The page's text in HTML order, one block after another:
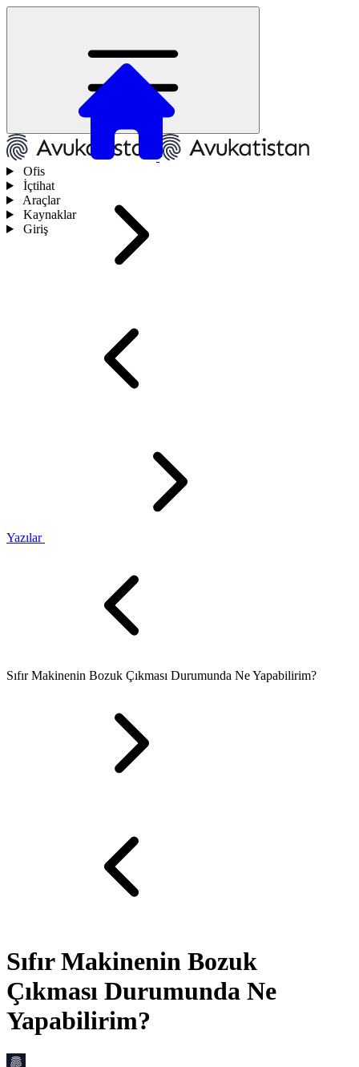
Ofis
İçtihat
Araçlar
Kaynaklar
Giriş
Yazılar
Sıfır Makinenin Bozuk Çıkması Durumunda Ne Yapabilirim?
Sıfır Makinenin Bozuk
Çıkması Durumunda Ne
Yapabilirim?